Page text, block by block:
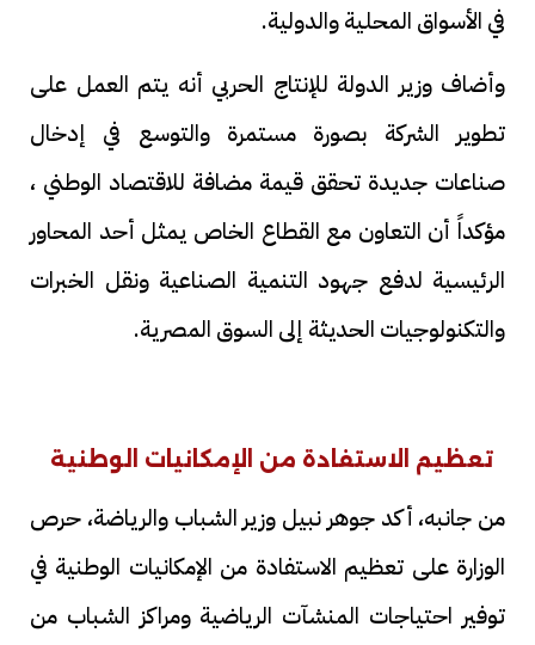
في الأسواق المحلية والدولية.
وأضاف وزير الدولة للإنتاج الحربي أنه يتم العمل على
تطوير الشركة بصورة مستمرة والتوسع في إدخال
صناعات جديدة تحقق قيمة مضافة للاقتصاد الوطني ،
مؤكداً أن التعاون مع القطاع الخاص يمثل أحد المحاور
الرئيسية لدفع جهود التنمية الصناعية ونقل الخبرات
والتكنولوجيات الحديثة إلى السوق المصرية.
تعظيم الاستفادة من الإمكانيات الوطنية
من جانبه، أكد جوهر نبيل وزير الشباب والرياضة، حرص
الوزارة على تعظيم الاستفادة من الإمكانيات الوطنية في
توفير احتياجات المنشآت الرياضية ومراكز الشباب من